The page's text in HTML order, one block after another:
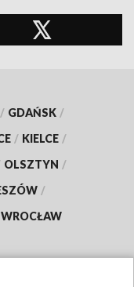
/ GDAŃSK /
/ KIELCE /
OLSZTYN /
/
WROCŁAW